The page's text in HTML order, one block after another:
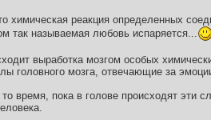
химическая реакция определенных
так называемая любовь испаряется...
выработка мозгом особых
головного мозга, отвечающие за
время, пока в голове происходят эти